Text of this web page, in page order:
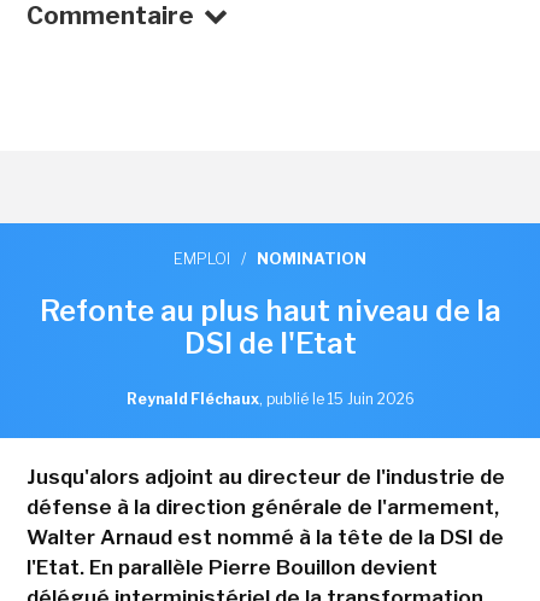
Commentaire
EMPLOI / NOMINATION
Refonte au plus haut niveau de la
DSI de l'Etat
Reynald Fléchaux, publié le 15 Juin 2026
Jusqu'alors adjoint au directeur de l'industrie de
défense à la direction générale de l'armement,
Walter Arnaud est nommé à la tête de la DSI de
l'Etat. En parallèle Pierre Bouillon devient